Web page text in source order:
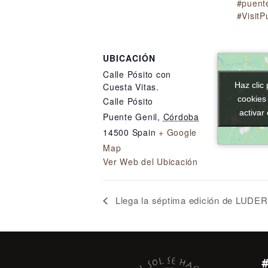
UBICACIÓN
Calle Pósito con
Cuesta Vitas.
Calle Pósito
Puente Genil, Córdoba
14500 Spain + Google
Map
Ver Web del Ubicación
Haz clic
activar
Haz clic
activar
Llega la séptima edición de